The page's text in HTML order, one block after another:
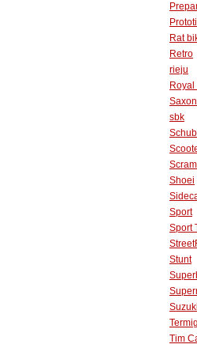
Rat
Retro
rieju
Royal
Saxon
sbk
Shoei
Sport
Sport
Stunt
Suzuki
Tim